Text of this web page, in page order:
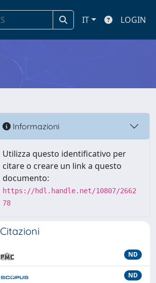
IT LOGIN
Informazioni
Utilizza questo identificativo per
citare o creare un link a questo
documento:
https://hdl.handle.net/10807/2662
78
Citazioni
ND
ND